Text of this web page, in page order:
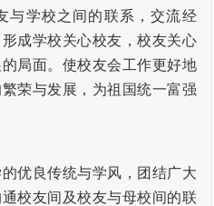
与学校之间的联系，交流经
成学校关心校友，校友关心
局面。使校友会工作更好地
荣与发展，为祖国统一富强
优良传统与学风，团结广大
校友间及校友与母校间的联